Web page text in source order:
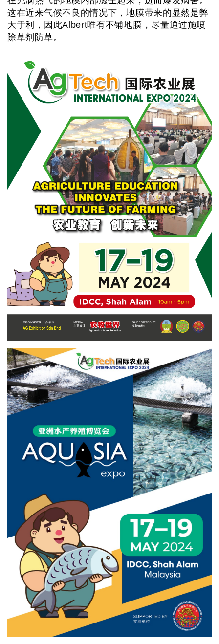
这在近来气候不良的情况下，地膜带来的显然是弊
大于利，因此Albert唯有不铺地膜，尽量通过施喷
除草剂防草。